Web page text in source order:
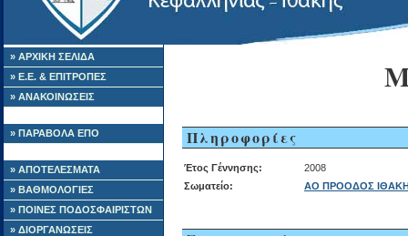
» ΑΡΧΙΚΗ ΣΕΛΙΔΑ
» Ε.Ε. & ΕΠΙΤΡΟΠΕΣ
» ΑΝΑΚΟΙΝΩΣΕΙΣ
» ΠΑΡΑΒΟΛΑ ΕΠΟ
» ΑΠΟΤΕΛΕΣΜΑΤΑ
» ΒΑΘΜΟΛΟΓΙΕΣ
» ΠΟΙΝΕΣ ΠΟΔΟΣΦΑΙΡΙΣΤΩΝ
» ΔΙΟΡΓΑΝΩΣΕΙΣ
Πληροφορίες
Έτος Γέννησης:
2008
Σωματείο:
ΑΟ ΠΡΟΟΔΟΣ